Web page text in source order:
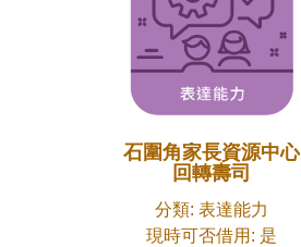
石圍角家長資源中心
回轉壽司
分類: 表達能力
現時可否借用: 是